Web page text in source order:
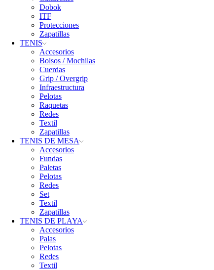
Dobok
ITF
Protecciones
Zapatillas
TENIS
Accesorios
Bolsos / Mochilas
Cuerdas
Grip / Overgrip
Infraestructura
Pelotas
Raquetas
Redes
Textil
Zapatillas
TENIS DE MESA
Accesorios
Fundas
Paletas
Pelotas
Redes
Set
Textil
Zapatillas
TENIS DE PLAYA
Accesorios
Palas
Pelotas
Redes
Textil